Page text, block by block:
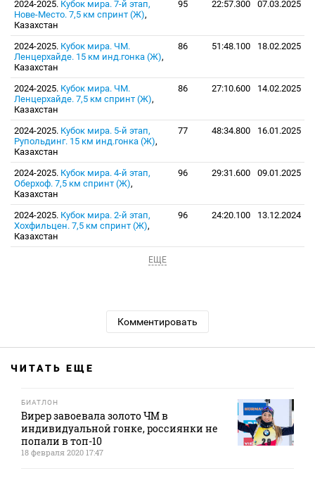
2024-2025. Кубок мира. 7-й этап,
Нове-Место. 7,5 км спринт (Ж),
Казахстан
95 22:57.300 07.03.2025
2024-2025. Кубок мира. ЧМ.
Ленцерхайде. 15 км инд.гонка (Ж),
Казахстан
86 51:48.100 18.02.2025
2024-2025. Кубок мира. ЧМ.
Ленцерхайде. 7,5 км спринт (Ж),
Казахстан
86 27:10.600 14.02.2025
2024-2025. Кубок мира. 5-й этап,
Рупольдинг. 15 км инд.гонка (Ж),
Казахстан
77 48:34.800 16.01.2025
2024-2025. Кубок мира. 4-й этап,
Оберхоф. 7,5 км спринт (Ж),
Казахстан
96 29:31.600 09.01.2025
2024-2025. Кубок мира. 2-й этап,
Хохфильцен. 7,5 км спринт (Ж),
Казахстан
96 24:20.100 13.12.2024
ЕЩЕ
Комментировать
ЧИТАТЬ ЕЩЕ
БИАТЛОН
Вирер завоевала золото ЧМ в
индивидуальной гонке, россиянки не
попали в топ-10
18 февраля 2020 17:47